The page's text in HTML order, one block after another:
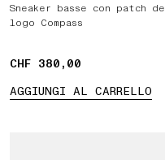
Sneaker basse con patch
logo Compass
CHF 380,00
CHF 380,00
AGGIUNGI AL CARRELLO